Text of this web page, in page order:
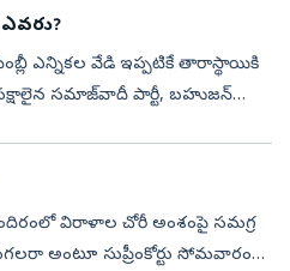
ఎన్నికల వేడి ఇప్పటికే తారాస్థాయికి
సమాజ్‌వాదీ పార్టీ, బహుజన్
విరాళాల చోరీ అంశంపై సమగ్ర
అంటూ సుప్రీంకోర్టు సోమవారం